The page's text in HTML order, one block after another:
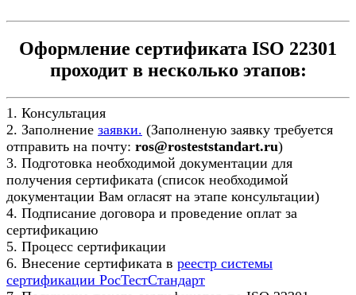
Оформление сертификата ISO 22301
проходит в несколько этапов:
1. Консультация
2. Заполнение заявки. (Заполненую заявку требуется
отправить на почту: ros@rosteststandart.ru)
3. Подготовка необходимой документации для
получения сертификата (список необходимой
документации Вам огласят на этапе консультации)
4. Подписание договора и проведение оплат за
сертификацию
5. Процесс сертификации
6. Внесение сертификата в реестр системы
сертификации РосТестСтандарт